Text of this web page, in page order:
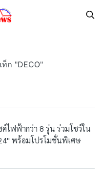
ก "DECO"
ไฟฟ้ากว่า 8 รุ่น ร่วมโชว์ใน
พร้อมโปรโมชั่นพิเศษ